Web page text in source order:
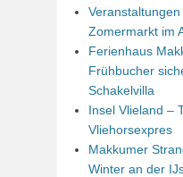
Zomermarkt im
Ferienhaus
Frühbucher
Schakelvilla
Insel Vlieland –
Vliehorsexpres
Makkumer
Winter an der